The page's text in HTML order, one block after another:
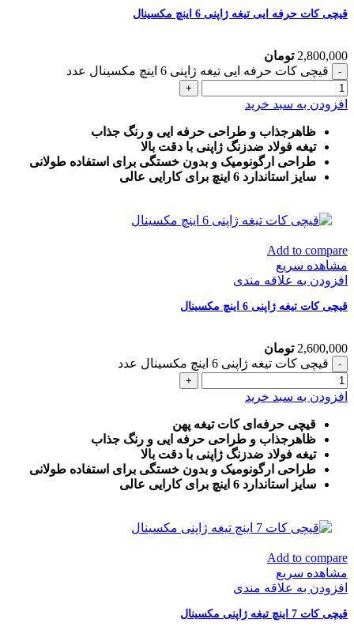
قیچی کات حرفه ایی تیغه ژاپنی 6 اینچ مکسینال
2,800,000 تومان
قیچی کات حرفه ایی تیغه ژاپنی 6 اینچ مکسینال عدد
افزودن به سبد خرید
ظاهرجذاب و طراحی حرفه ایی و رنگ جذاب
تیغه فولاد ضدزنگ ژاپنی با دقت بالا
طراحی ارگونومیک و بدون خستگی برای استفاده طولانی
سایز استاندارد 6 اینچ برای کارایی عالی
Add to compare
مشاهده سریع
افزودن به علاقه مندی
قیچی کات تیغه ژاپنی 6 اینچ مکسینال
2,600,000 تومان
قیچی کات تیغه ژاپنی 6 اینچ مکسینال عدد
افزودن به سبد خرید
قیچی حرفه‌ای کات تیغه پهن
ظاهرجذاب و طراحی حرفه ایی و رنگ جذاب
تیغه فولاد ضدزنگ ژاپنی با دقت بالا
طراحی ارگونومیک و بدون خستگی برای استفاده طولانی
سایز استاندارد 6 اینچ برای کارایی عالی
Add to compare
مشاهده سریع
افزودن به علاقه مندی
قیچی کات 7 اینچ تیغه ژاپنی مکسینال